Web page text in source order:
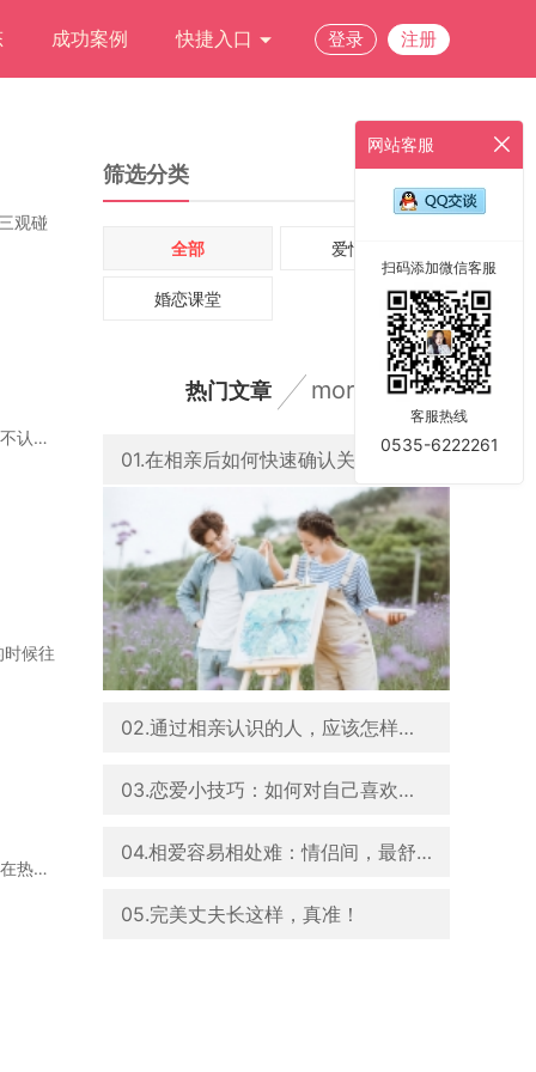
成功案例 快捷入口 登录 注册
观碰
相亲之前的准备工作一定不能少。很多人相亲比较紧张，尤其是第一次相亲，要去见一个完全不认识的
候往
一、制造小浪漫恋爱期，不定时的制造小浪漫，是两个人感情的催化剂，不仅如此，还能使不在热恋期
筛选分类
全部 爱情故事
婚恋课堂
热门文章 more
01.在相亲后如何快速确认关系？
02.通过相亲认识的人，应该怎样去观察和了解TA？
03.恋爱小技巧：如何对自己喜欢的人表达爱？
04.相爱容易相处难：情侣间，最舒服的几种相处模式
05.完美丈夫长这样，真准！
网站客服
扫码添加微信客服
客服热线
0535-6222261